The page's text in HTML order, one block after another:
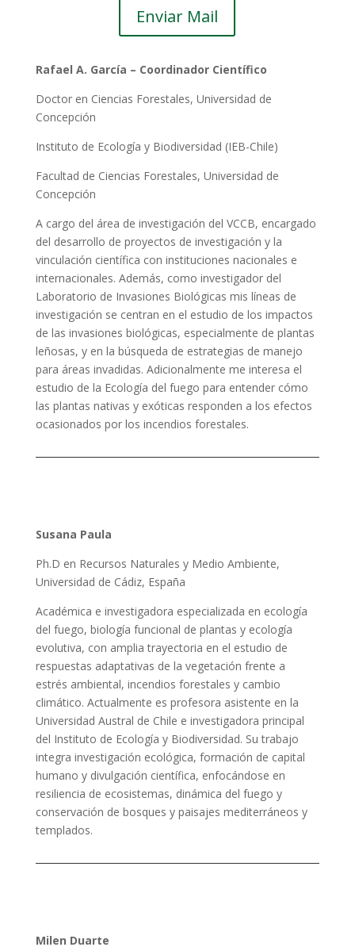
Enviar Mail
Rafael A. García – Coordinador Científico
Doctor en Ciencias Forestales, Universidad de
Concepción
Instituto de Ecología y Biodiversidad (IEB-Chile)
Facultad de Ciencias Forestales, Universidad de
Concepción
A cargo del área de investigación del VCCB, encargado
del desarrollo de proyectos de investigación y la
vinculación científica con instituciones nacionales e
internacionales. Además, como investigador del
Laboratorio de Invasiones Biológicas mis líneas de
investigación se centran en el estudio de los impactos
de las invasiones biológicas, especialmente de plantas
leñosas, y en la búsqueda de estrategias de manejo
para áreas invadidas. Adicionalmente me interesa el
estudio de la Ecología del fuego para entender cómo
las plantas nativas y exóticas responden a los efectos
ocasionados por los incendios forestales.
Susana Paula
Ph.D en Recursos Naturales y Medio Ambiente,
Universidad de Cádiz, España
Académica e investigadora especializada en ecología
del fuego, biología funcional de plantas y ecología
evolutiva, con amplia trayectoria en el estudio de
respuestas adaptativas de la vegetación frente a
estrés ambiental, incendios forestales y cambio
climático. Actualmente es profesora asistente en la
Universidad Austral de Chile e investigadora principal
del Instituto de Ecología y Biodiversidad. Su trabajo
integra investigación ecológica, formación de capital
humano y divulgación científica, enfocándose en
resiliencia de ecosistemas, dinámica del fuego y
conservación de bosques y paisajes mediterráneos y
templados.
Milen Duarte